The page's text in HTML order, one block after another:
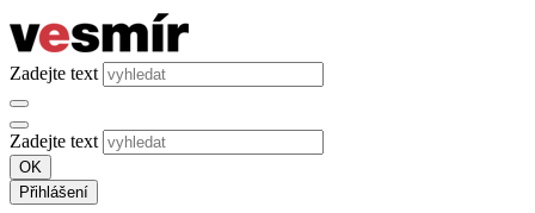
Zadejte text
Zadejte text
OK
Přihlášení